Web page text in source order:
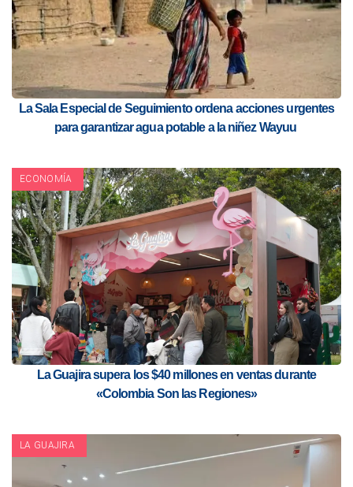
La Sala Especial de Seguimiento ordena acciones urgentes
para garantizar agua potable a la niñez Wayuu
ECONOMÍA
La Guajira supera los $40 millones en ventas durante
«Colombia Son las Regiones»
LA GUAJIRA